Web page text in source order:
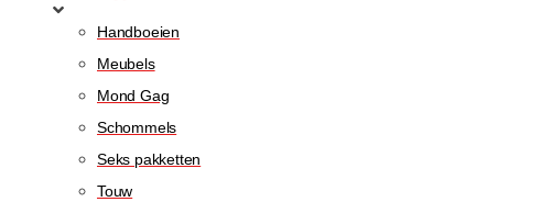
Handboeien
Meubels
Mond Gag
Schommels
Seks pakketten
Touw